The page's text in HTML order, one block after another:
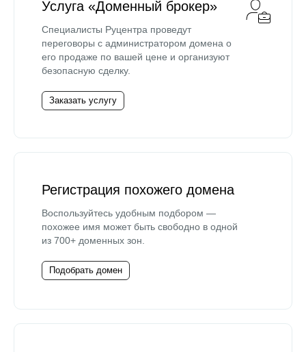
Услуга «Доменный брокер»
Специалисты Руцентра проведут
переговоры с администратором домена о
его продаже по вашей цене и организуют
безопасную сделку.
Заказать услугу
Регистрация похожего домена
Воспользуйтесь удобным подбором —
похожее имя может быть свободно в одной
из 700+ доменных зон.
Подобрать домен